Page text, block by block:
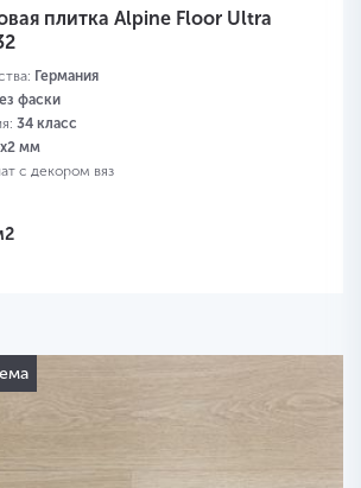
плитка Alpine Floor Ultra
Германия
фаски
34 класс
мм
с декором вяз